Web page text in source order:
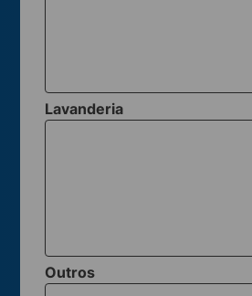
Lavanderia
Outros